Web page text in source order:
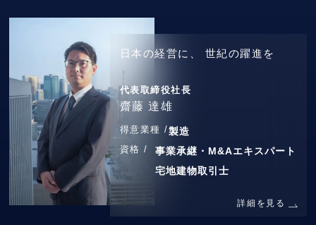
日本の経営に、 世紀の躍進を
代表取締役社長
齋藤 達雄
得意業種 /製造
資格 /
事業承継・M&Aエキスパート
宅地建物取引士
詳細を見る